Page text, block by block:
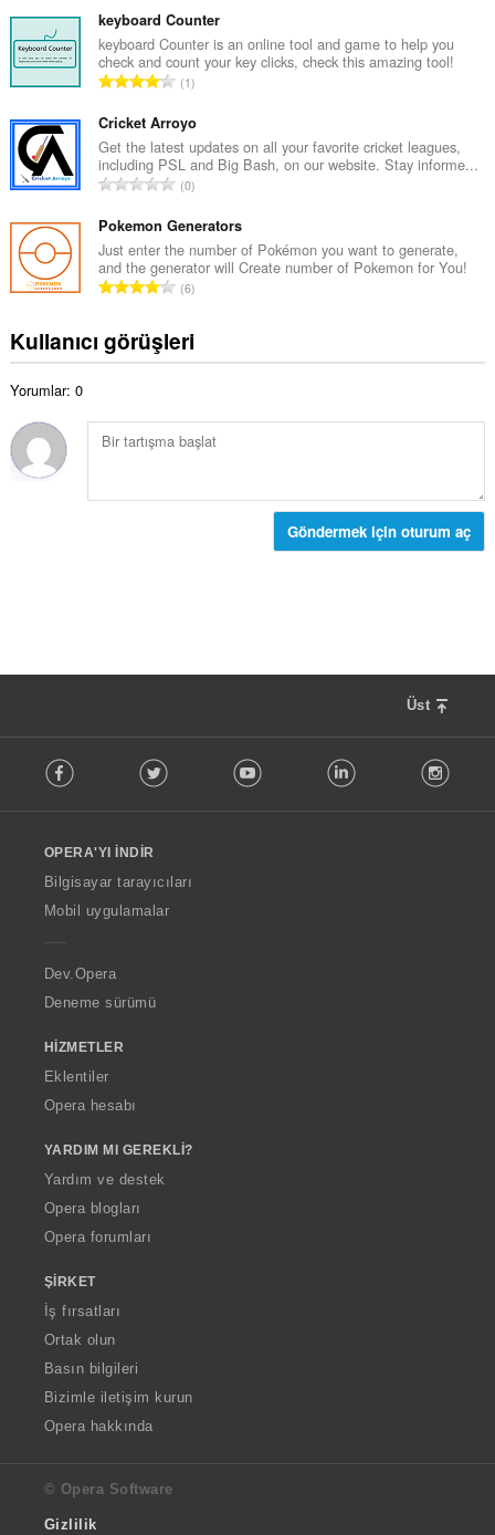
y
s
a
y
ı
s
ı
:
p
l
a
m
y
s
a
y
ı
s
ı
:
keyboard Counter
keyboard Counter is an online tool and game to help you
check and count your key clicks, check this amazing tool!
T
p
l
a
m
y
s
a
y
s
ı
1
Cricket Arroyo
Get the latest updates on all your favorite cricket leagues,
including PSL and Big Bash, on our website. Stay informe...
T
p
l
a
m
y
s
ı
s
0
Pokemon Generators
Just enter the number of Pokémon you want to generate,
and the generator will Create number of Pokemon for You!
T
l
o
y
y
6
Kullanıcı görüşleri
Yorumlar: 0
Göndermek için oturum aç
Üst
o
w
O
p
a
Facebook Twitter Youtube LinkedIn
OPERA'YI İNDIR
Bilgisayar tarayıcıları
Mobil uygulamalar
Dev.Opera
Deneme sürümü
HIZMETLER
Eklentiler
Opera hesabı
YARDIM MI GEREKLI?
Yardım ve destek
Opera blogları
Opera forumları
ŞIRKET
İş fırsatları
Ortak olun
Basın bilgileri
Bizimle iletişim kurun
Opera hakkında
© Opera Software
Gizlilik